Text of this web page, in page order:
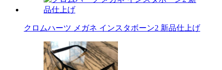
クロムハーツ メガネ インスタボーン2 新品仕上げ